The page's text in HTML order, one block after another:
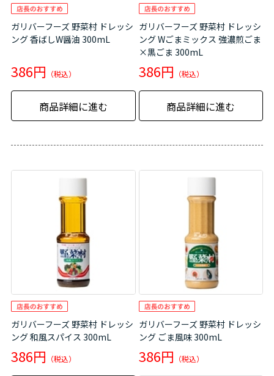
ガリバーフーズ 野菜村 ドレッシ
ング 香ばしW醤油 300mL
386円
商品詳細に進む
ガリバーフーズ 野菜村 ドレッシ
ング Wごまミックス 強濃煎ごま
×黒ごま 300mL
386円
商品詳細に進む
ガリバーフーズ 野菜村 ドレッシ
ング 和風スパイス 300mL
386円
ガリバーフーズ 野菜村 ドレッシ
ング ごま風味 300mL
386円